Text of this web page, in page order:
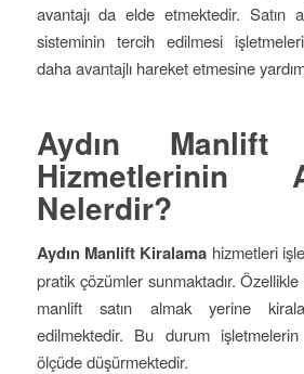
avantajı da elde etmektedir. Satın
sisteminin tercih edilmesi
daha avantajlı hareket etmesine
Aydın Manlift
Hizmetlerinin
Nelerdir?
Aydın Manlift Kiralama hizmetleri
pratik çözümler sunmaktadır.
manlift satın almak yerine
edilmektedir. Bu durum
ölçüde düşürmektedir.